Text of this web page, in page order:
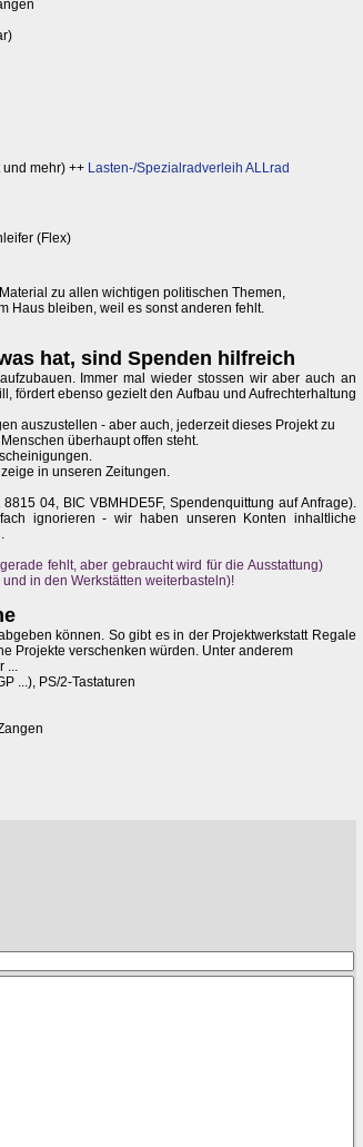
mehr) ++ Lasten-/Spezialradverleih ALLrad
(Flex)
zu allen wichtigen politischen Themen,
Haus bleiben, weil es sonst anderen fehlt.
hat, sind Spenden hilfreich
Immer mal wieder stossen wir aber auch an
fördert ebenso gezielt den Aufbau und Aufrechterhaltung
auszustellen - aber auch, jederzeit dieses Projekt zu
überhaupt offen steht.
in unseren Zeitungen.
04, BIC VBMHDE5F, Spendenquittung auf Anfrage).
ignorieren - wir haben unseren Konten inhaltliche
fehlt, aber gebraucht wird für die Ausstattung)
in den Werkstätten weiterbasteln)!
können. So gibt es in der Projektwerkstatt Regale
Projekte verschenken würden. Unter anderem
...
...), PS/2-Tastaturen